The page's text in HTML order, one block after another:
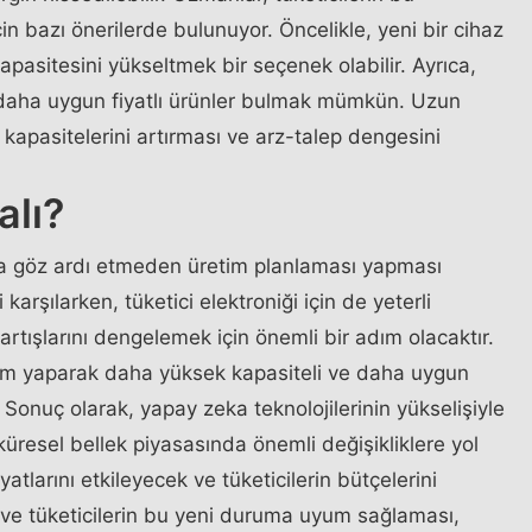
bazı önerilerde bulunuyor. Öncelikle, yeni bir cihaz
yükseltmek bir seçenek olabilir. Ayrıca,
uygun fiyatlı ürünler bulmak mümkün. Uzun
artırması ve arz-talep dengesini
ardı etmeden üretim planlaması yapması
tüketici elektroniği için de yeterli
dengelemek için önemli bir adım olacaktır.
yaparak daha yüksek kapasiteli ve daha uygun
olarak, yapay zeka teknolojilerinin yükselişiyle
bellek piyasasında önemli değişikliklere yol
etkileyecek ve tüketicilerin bütçelerini
tüketicilerin bu yeni duruma uyum sağlaması,